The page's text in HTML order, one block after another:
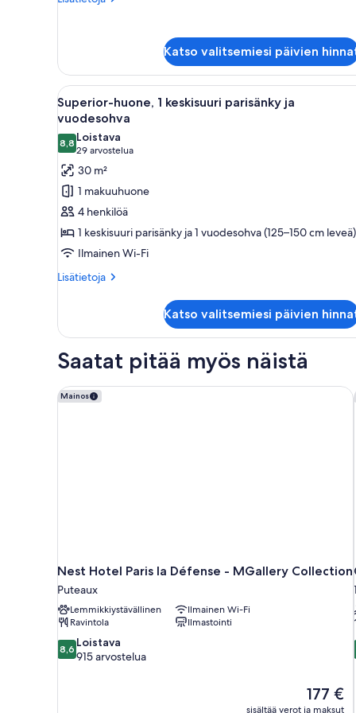
keskisuurta
parisänkyä
Katso valitsemiesi päivien
Avaa
kaikki
huonetyypin
Superior-
huone,
keskisuuri
parisänky
ja
vuodesohva
kuvat
Hotellihuone, jossa on
7
Superior-huone, 1 keskisuuri parisänky ja
vuodesohva
8,88,8 kautta 10
Loistava
29 arvostelua
(29
arvostelua)
30 m²
1 makuuhuone
4 henkilöä
1 keskisuuri parisänky ja 1 vuodesohva (125–150 cm leveä)
Ilmainen Wi-Fi
Lisätietoja
Lisätietoja
1
parisänky
vuodesohva
Katso valitsemiesi päivien
Saatat pitää myös näistä
Mainos
Nest Hotel Paris la Défense - MGallery Collection
Puteaux
Lemmikkiystävällinen
Ilmainen Wi-Fi
Ravintola
Ilmastointi
8.6
kautta
8,6 Loistava
915 arvostelua
Hinta
on
177 €
sisältää verot ja maksut
Nest Hotel Paris la Défense - MGallery Collection